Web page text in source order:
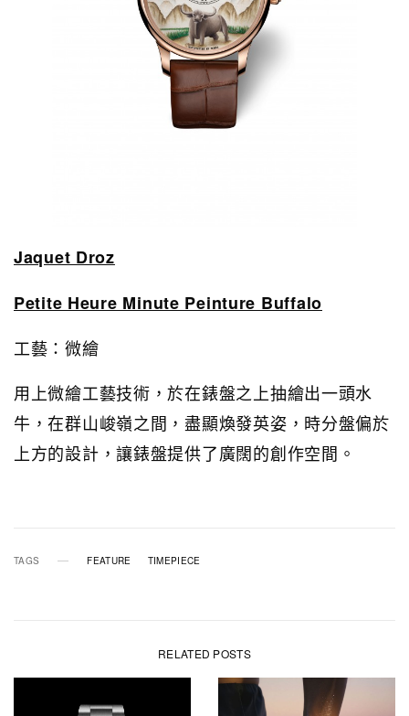
Jaquet Droz
Petite Heure Minute Peinture Buffalo
工藝：微繪
用上微繪工藝技術，於在錶盤之上抽繪出一頭水
牛，在群山峻嶺之間，盡顯煥發英姿，時分盤偏於
上方的設計，讓錶盤提供了廣闊的創作空間。
TAGS FEATURE TIMEPIECE
RELATED POSTS